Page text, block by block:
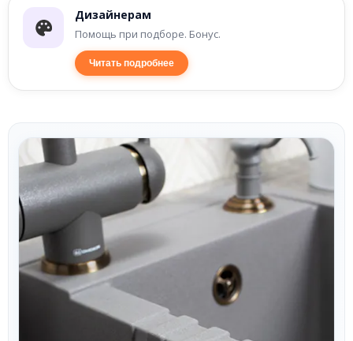
Дизайнерам
Помощь при подборе. Бонус.
Читать подробнее